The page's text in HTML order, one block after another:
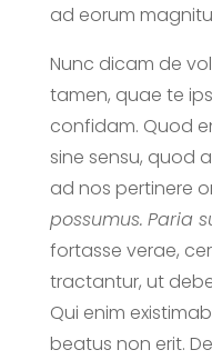
ad eorum
Nunc dicam de
tamen, quae te
confidam. Quod
sine sensu, quod
ad nos pertinere
possumus. Paria
fortasse verae,
tractantur, ut
Qui enim
beatus non erit.